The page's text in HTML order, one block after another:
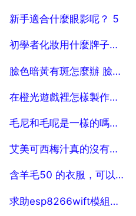
2025-07-25
新手適合什麼眼影呢？ 5
2025-07-25 初學者化妝用什麼牌子的化妝品啊？
2025-07-25 臉色暗黃有斑怎麼辦 臉上斑點越來越多原因
2025-07-25 在橙光遊戲裡怎樣製作這樣背景上面的字
2025-07-25 毛尼和毛呢是一樣的嗎？是怎麼做出來的？
2025-07-25 艾美可西梅汁真的沒有副作用嗎？
2025-07-25 含羊毛50 的衣服，可以手洗麼？
2025-07-25 求助esp8266wift模組，實現51微控制器給電腦傳輸資料？